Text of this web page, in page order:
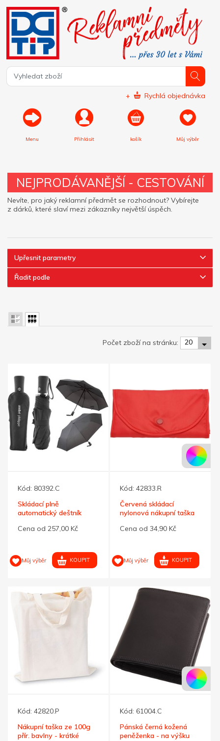
+ Rychlá objednávka
Menu Přihlásit košík Můj výběr
NEJPRODÁVANĚJŠÍ - CESTOVÁNÍ
Nevíte, pro jaký reklamní předmět se rozhodnout? Vybírejte
z dárků, které slaví mezi zákazníky největší úspěch.
Upřesnit parametry
Řadit podle
Počet zboží na stránku: 20
Kód: 80392.C
Skládací plně
automatický deštník
Cena od 257,00 Kč
Můj výběr KOUPIT
Kód: 42833.R
Červená skládací
nylonová nákupní taška
Cena od 34,90 Kč
Můj výběr KOUPIT
Kód: 42820.P
Nákupní taška ze 100g
přír. bavlny - krátké
Kód: 61004.C
Pánská černá kožená
peněženka - na výšku